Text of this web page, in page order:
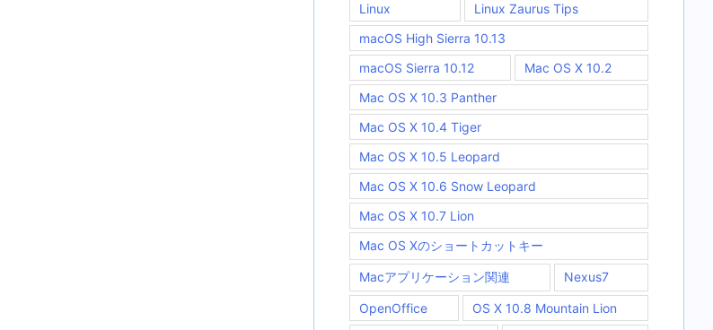
Linux
Linux Zaurus Tips
macOS High Sierra 10.13
macOS Sierra 10.12
Mac OS X 10.2
Mac OS X 10.3 Panther
Mac OS X 10.4 Tiger
Mac OS X 10.5 Leopard
Mac OS X 10.6 Snow Leopard
Mac OS X 10.7 Lion
Mac OS Xのショートカットキー
Macアプリケーション関連 Nexus7
OpenOffice
OS X 10.8 Mountain Lion